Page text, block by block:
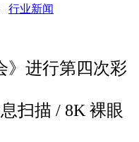
行业新闻
》进行第四次彩
扫描 / 8K 裸眼